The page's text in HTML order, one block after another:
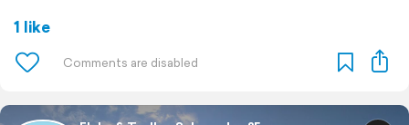
1 like